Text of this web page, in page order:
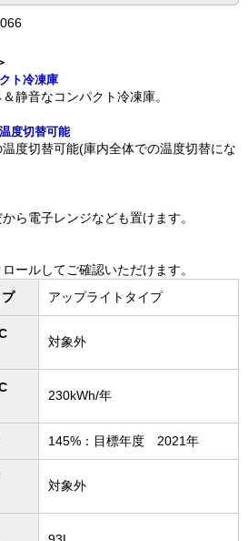
ト冷凍庫
静音なコンパクト冷凍庫。
度切替可能
度切替可能(庫内全体での温度切替にな
ら電子レンジなども置けます。
ールしてご確認いただけます。
アップライトタイプ
対象外
230kWh/年
145%：目標年度 2021年
対象外